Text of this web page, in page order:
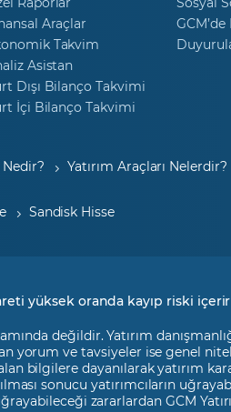
Araçlar
Takvim
Asistan
Dışı Bilanço Takvimi
İçi Bilanço Takvimi
Nedir? Yatırım Araçları Nelerdir?
Sandisk Hisse
yüksek oranda kayıp riski
değildir. Yatırım
yorum ve tavsiyeler ise genel
bilgilere dayanılarak yatırım
sonucu yatırımcıların
zararlardan GCM